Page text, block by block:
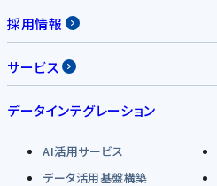
採用情報
サービス
データインテグレーション
AI活用サービス
データ活用基盤構築